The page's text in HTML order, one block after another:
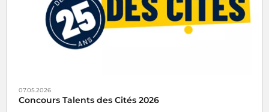
07.05.2026
Concours Talents des Cités 2026